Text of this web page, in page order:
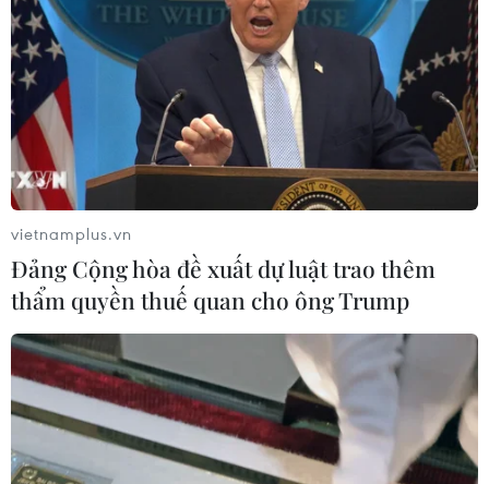
vietnamplus.vn
Đảng Cộng hòa đề xuất dự luật trao thêm
thẩm quyền thuế quan cho ông Trump